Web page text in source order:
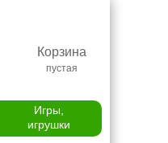
Корзина
пустая
Игры,
игрушки